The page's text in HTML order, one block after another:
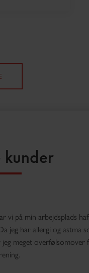
kunder
vi på min arbejdsplads
jeg har allergi og astma
jeg meget overfølsomover